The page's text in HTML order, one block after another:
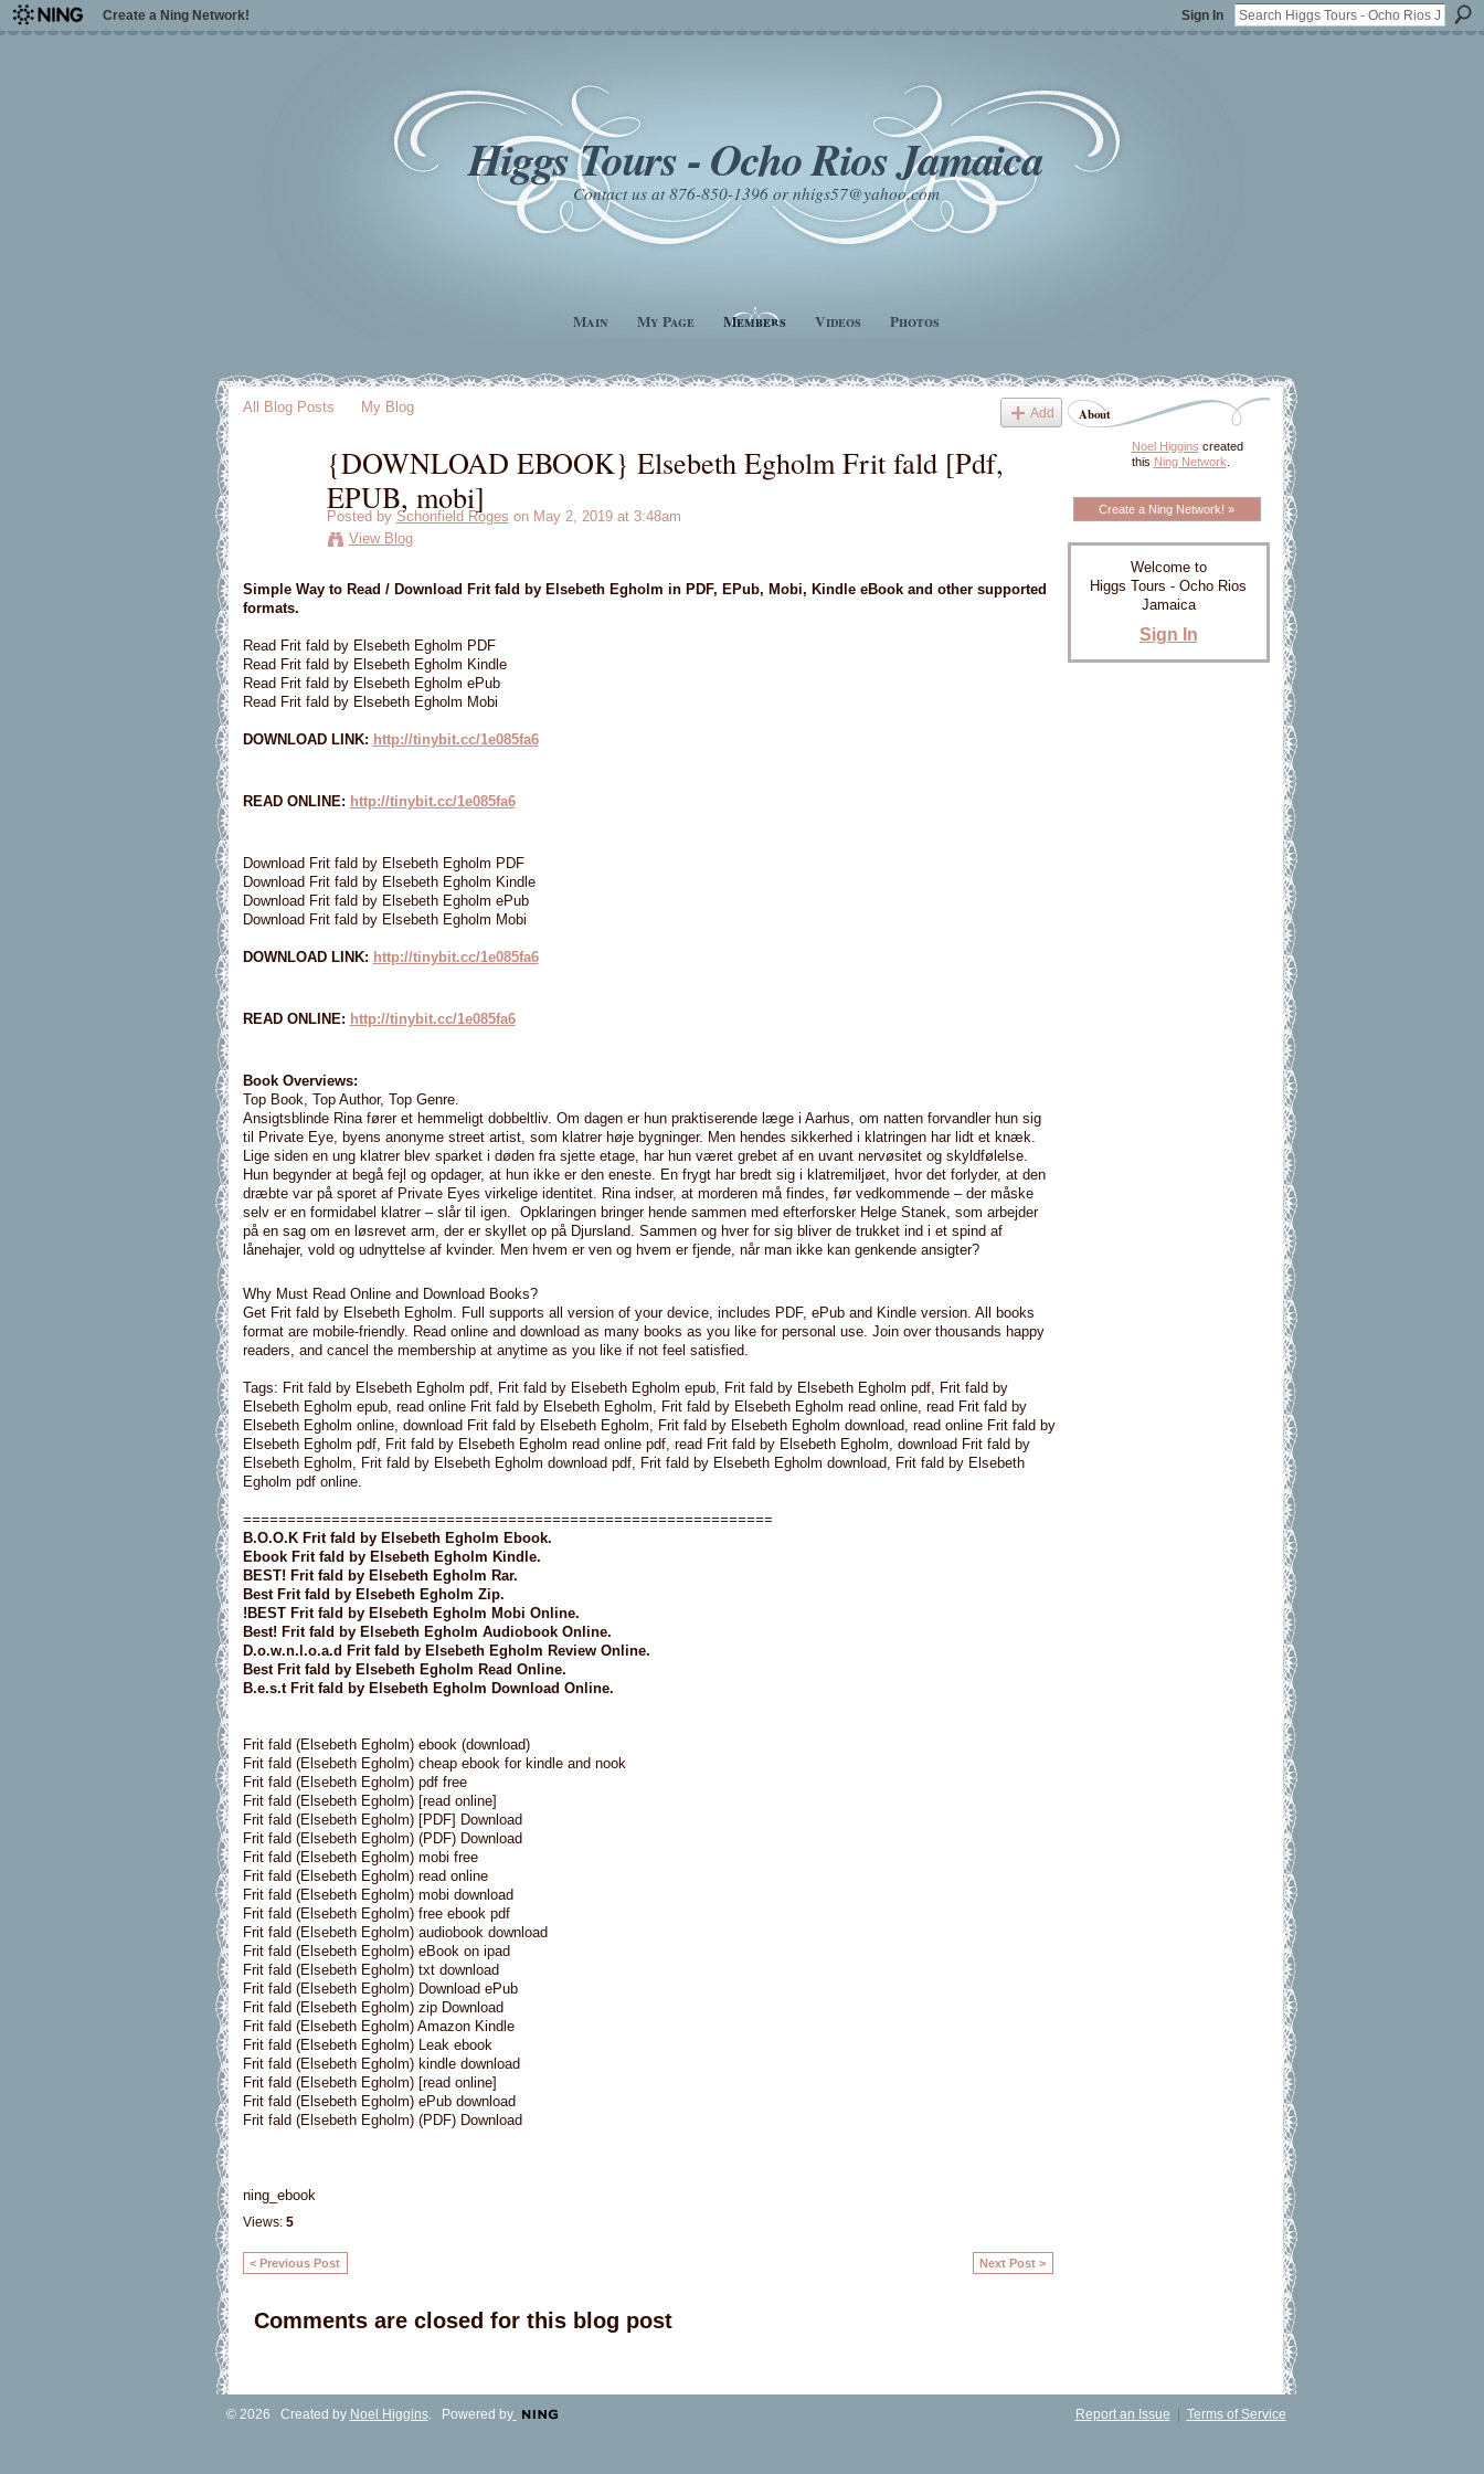
Create a Ning Network! Sign In
Higgs Tours - Ocho Rios Jamaica
Contact us at 876-850-1396 or nhigs57@yahoo.com
Main My Page Members Videos Photos
All Blog Posts My Blog Add
{DOWNLOAD EBOOK} Elsebeth Egholm Frit fald [Pdf,
EPUB, mobi]
Posted by Schonfield Roges on May 2, 2019 at 3:48am
View Blog
Simple Way to Read / Download Frit fald by Elsebeth Egholm in PDF, EPub, Mobi, Kindle eBook and other supported
formats.
Read Frit fald by Elsebeth Egholm PDF
Read Frit fald by Elsebeth Egholm Kindle
Read Frit fald by Elsebeth Egholm ePub
Read Frit fald by Elsebeth Egholm Mobi
DOWNLOAD LINK: http://tinybit.cc/1e085fa6
READ ONLINE: http://tinybit.cc/1e085fa6
Download Frit fald by Elsebeth Egholm PDF
Download Frit fald by Elsebeth Egholm Kindle
Download Frit fald by Elsebeth Egholm ePub
Download Frit fald by Elsebeth Egholm Mobi
DOWNLOAD LINK: http://tinybit.cc/1e085fa6
READ ONLINE: http://tinybit.cc/1e085fa6
Book Overviews:
Top Book, Top Author, Top Genre.
Ansigtsblinde Rina fører et hemmeligt dobbeltliv. Om dagen er hun praktiserende læge i Aarhus, om natten forvandler hun sig
til Private Eye, byens anonyme street artist, som klatrer høje bygninger. Men hendes sikkerhed i klatringen har lidt et knæk.
Lige siden en ung klatrer blev sparket i døden fra sjette etage, har hun været grebet af en uvant nervøsitet og skyldfølelse.
Hun begynder at begå fejl og opdager, at hun ikke er den eneste. En frygt har bredt sig i klatremiljøet, hvor det forlyder, at den
dræbte var på sporet af Private Eyes virkelige identitet. Rina indser, at morderen må findes, før vedkommende – der måske
selv er en formidabel klatrer – slår til igen. Opklaringen bringer hende sammen med efterforsker Helge Stanek, som arbejder
på en sag om en løsrevet arm, der er skyllet op på Djursland. Sammen og hver for sig bliver de trukket ind i et spind af
lånehajer, vold og udnyttelse af kvinder. Men hvem er ven og hvem er fjende, når man ikke kan genkende ansigter?
Why Must Read Online and Download Books?
Get Frit fald by Elsebeth Egholm. Full supports all version of your device, includes PDF, ePub and Kindle version. All books
format are mobile-friendly. Read online and download as many books as you like for personal use. Join over thousands happy
readers, and cancel the membership at anytime as you like if not feel satisfied.
Tags: Frit fald by Elsebeth Egholm pdf, Frit fald by Elsebeth Egholm epub, Frit fald by Elsebeth Egholm pdf, Frit fald by
Elsebeth Egholm epub, read online Frit fald by Elsebeth Egholm, Frit fald by Elsebeth Egholm read online, read Frit fald by
Elsebeth Egholm online, download Frit fald by Elsebeth Egholm, Frit fald by Elsebeth Egholm download, read online Frit fald by
Elsebeth Egholm pdf, Frit fald by Elsebeth Egholm read online pdf, read Frit fald by Elsebeth Egholm, download Frit fald by
Elsebeth Egholm, Frit fald by Elsebeth Egholm download pdf, Frit fald by Elsebeth Egholm download, Frit fald by Elsebeth
Egholm pdf online.
============================================================
B.O.O.K Frit fald by Elsebeth Egholm Ebook.
Ebook Frit fald by Elsebeth Egholm Kindle.
BEST! Frit fald by Elsebeth Egholm Rar.
Best Frit fald by Elsebeth Egholm Zip.
!BEST Frit fald by Elsebeth Egholm Mobi Online.
Best! Frit fald by Elsebeth Egholm Audiobook Online.
D.o.w.n.l.o.a.d Frit fald by Elsebeth Egholm Review Online.
Best Frit fald by Elsebeth Egholm Read Online.
B.e.s.t Frit fald by Elsebeth Egholm Download Online.
Frit fald (Elsebeth Egholm) ebook (download)
Frit fald (Elsebeth Egholm) cheap ebook for kindle and nook
Frit fald (Elsebeth Egholm) pdf free
Frit fald (Elsebeth Egholm) [read online]
Frit fald (Elsebeth Egholm) [PDF] Download
Frit fald (Elsebeth Egholm) (PDF) Download
Frit fald (Elsebeth Egholm) mobi free
Frit fald (Elsebeth Egholm) read online
Frit fald (Elsebeth Egholm) mobi download
Frit fald (Elsebeth Egholm) free ebook pdf
Frit fald (Elsebeth Egholm) audiobook download
Frit fald (Elsebeth Egholm) eBook on ipad
Frit fald (Elsebeth Egholm) txt download
Frit fald (Elsebeth Egholm) Download ePub
Frit fald (Elsebeth Egholm) zip Download
Frit fald (Elsebeth Egholm) Amazon Kindle
Frit fald (Elsebeth Egholm) Leak ebook
Frit fald (Elsebeth Egholm) kindle download
Frit fald (Elsebeth Egholm) [read online]
Frit fald (Elsebeth Egholm) ePub download
Frit fald (Elsebeth Egholm) (PDF) Download
ning_ebook
Views: 5
< Previous Post Next Post >
Comments are closed for this blog post
About
Noel Higgins created
this Ning Network
Create a Ning Network! »
Welcome to
Higgs Tours - Ocho Rios
Jamaica
Sign In
© 2026 Created by Noel Higgins. Powered by Report an Issue Terms of Service